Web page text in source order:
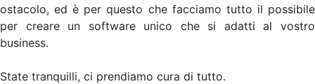
ostacolo, ed è per questo che facciamo tutto il possibile
per creare un software unico che si adatti al vostro
business.
State tranquilli, ci prendiamo cura di tutto.